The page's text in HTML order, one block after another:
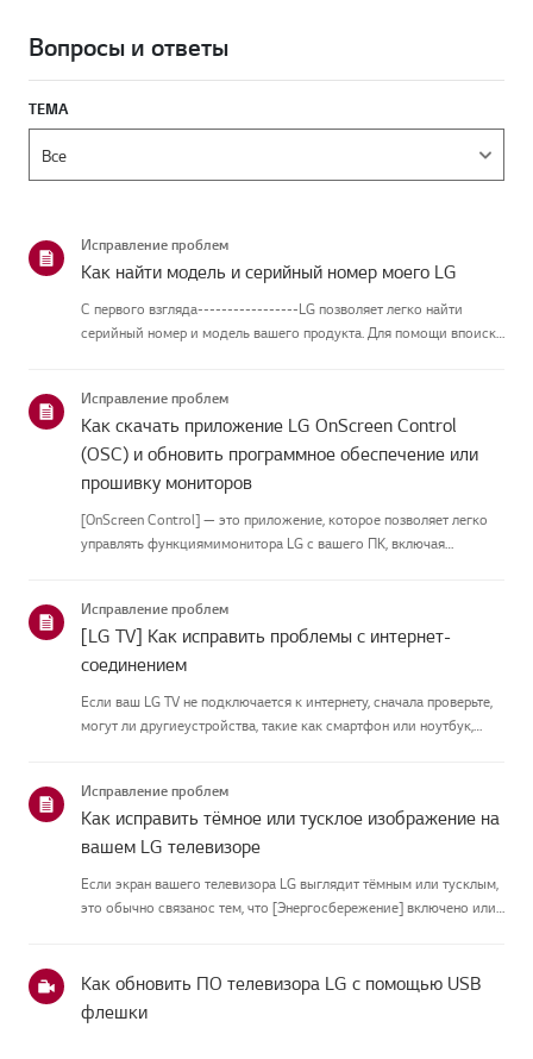
Вопросы и ответы
ТЕМА
Исправление проблем
Как найти модель и серийный номер моего LG
С первого взгляда-----------------LG позволяет легко найти
серийный номер и модель вашего продукта. Для помощи впоиске
руководство создано...
Исправление проблем
Как скачать приложение LG OnScreen Control
(OSC) и обновить программное обеспечение или
прошивку мониторов
[OnScreen Control] — это приложение, которое позволяет легко
управлять функциямимонитора LG с вашего ПК, включая
приложение для вашей ...
Исправление проблем
[LG TV] Как исправить проблемы с интернет-
соединением
Если ваш LG TV не подключается к интернету, сначала проверьте,
могут ли другиеустройства, такие как смартфон или ноутбук,
Исправление проблем
Как исправить тёмное или тусклое изображение на
вашем LG телевизоре
Если экран вашего телевизора LG выглядит тёмным или тусклым,
это обычно связанос тем, что [Энергосбережение] включено или
Как обновить ПО телевизора LG с помощью USB
флешки